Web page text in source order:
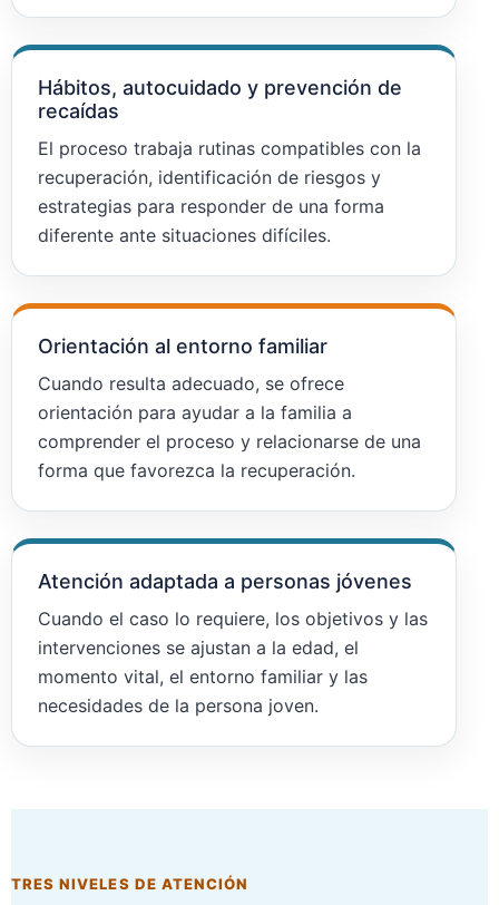
Hábitos, autocuidado y prevención de
recaídas
El proceso trabaja rutinas compatibles con la
recuperación, identificación de riesgos y
estrategias para responder de una forma
diferente ante situaciones difíciles.
Orientación al entorno familiar
Cuando resulta adecuado, se ofrece
orientación para ayudar a la familia a
comprender el proceso y relacionarse de una
forma que favorezca la recuperación.
Atención adaptada a personas jóvenes
Cuando el caso lo requiere, los objetivos y las
intervenciones se ajustan a la edad, el
momento vital, el entorno familiar y las
necesidades de la persona joven.
TRES NIVELES DE ATENCIÓN